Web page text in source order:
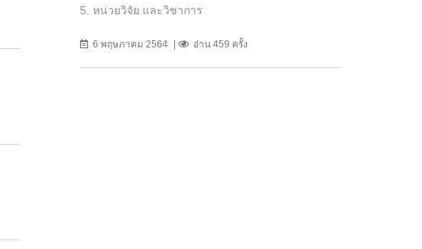
5. หน่วยวิจัย และวิชาการ
6 พฤษภาคม 2564 อ่าน 459 ครั้ง